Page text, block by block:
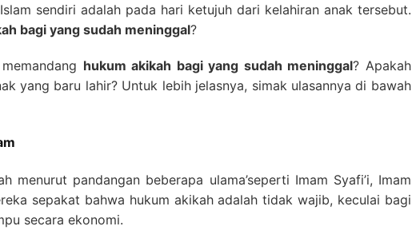
sendiri adalah pada hari ketujuh dari kelahiran anak tersebut.
bagi yang sudah meninggal?
memandang hukum akikah bagi yang sudah meninggal? Apakah
yang baru lahir? Untuk lebih jelasnya, simak ulasannya di bawah
menurut pandangan beberapa ulama’seperti Imam Syafi’i, Imam
sepakat bahwa hukum akikah adalah tidak wajib, keculai bagi
secara ekonomi.